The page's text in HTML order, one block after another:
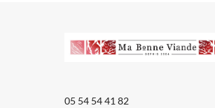
05 54 54 41 82